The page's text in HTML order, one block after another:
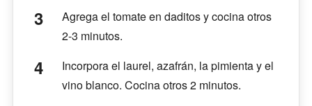
Agrega el tomate en daditos y cocina otros
2-3 minutos.
Incorpora el laurel, azafrán, la pimienta y el
vino blanco. Cocina otros 2 minutos.